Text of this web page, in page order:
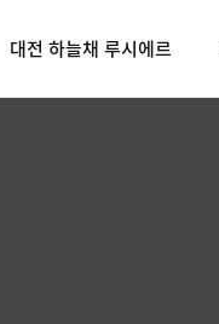
대전 하늘채 루시에르